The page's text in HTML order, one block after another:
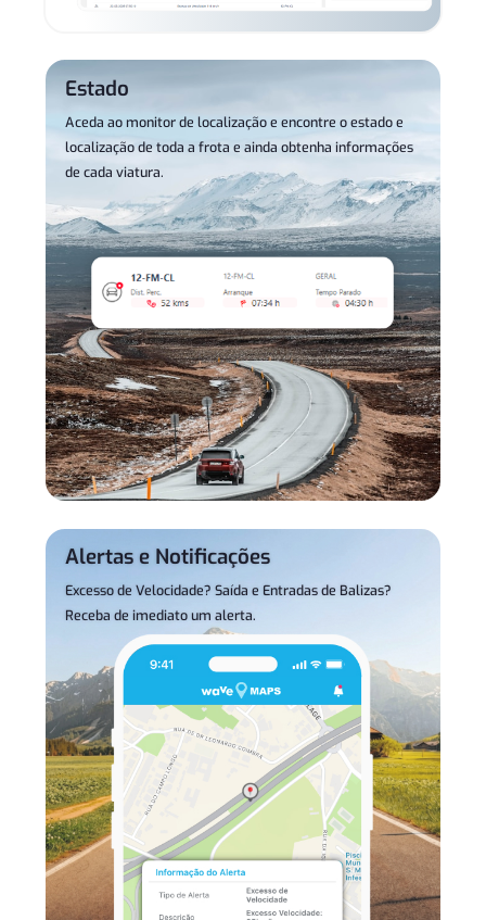
Estado
Aceda aomonitor de localização e encontre o estado e
localização de toda a frota e ainda obtenha informações
de cada viatura.
Alertas e Notificações
Excesso de Velocidade? Saída e Entradas de Balizas?
Receba de imediato um alerta.